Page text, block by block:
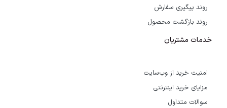
روند پیگیری سفارش
روند بازگشت محصول
خدمات مشتریان
امنیت خرید از وب‌سایت
مزایای خرید اینترنتی
سوالات متداول